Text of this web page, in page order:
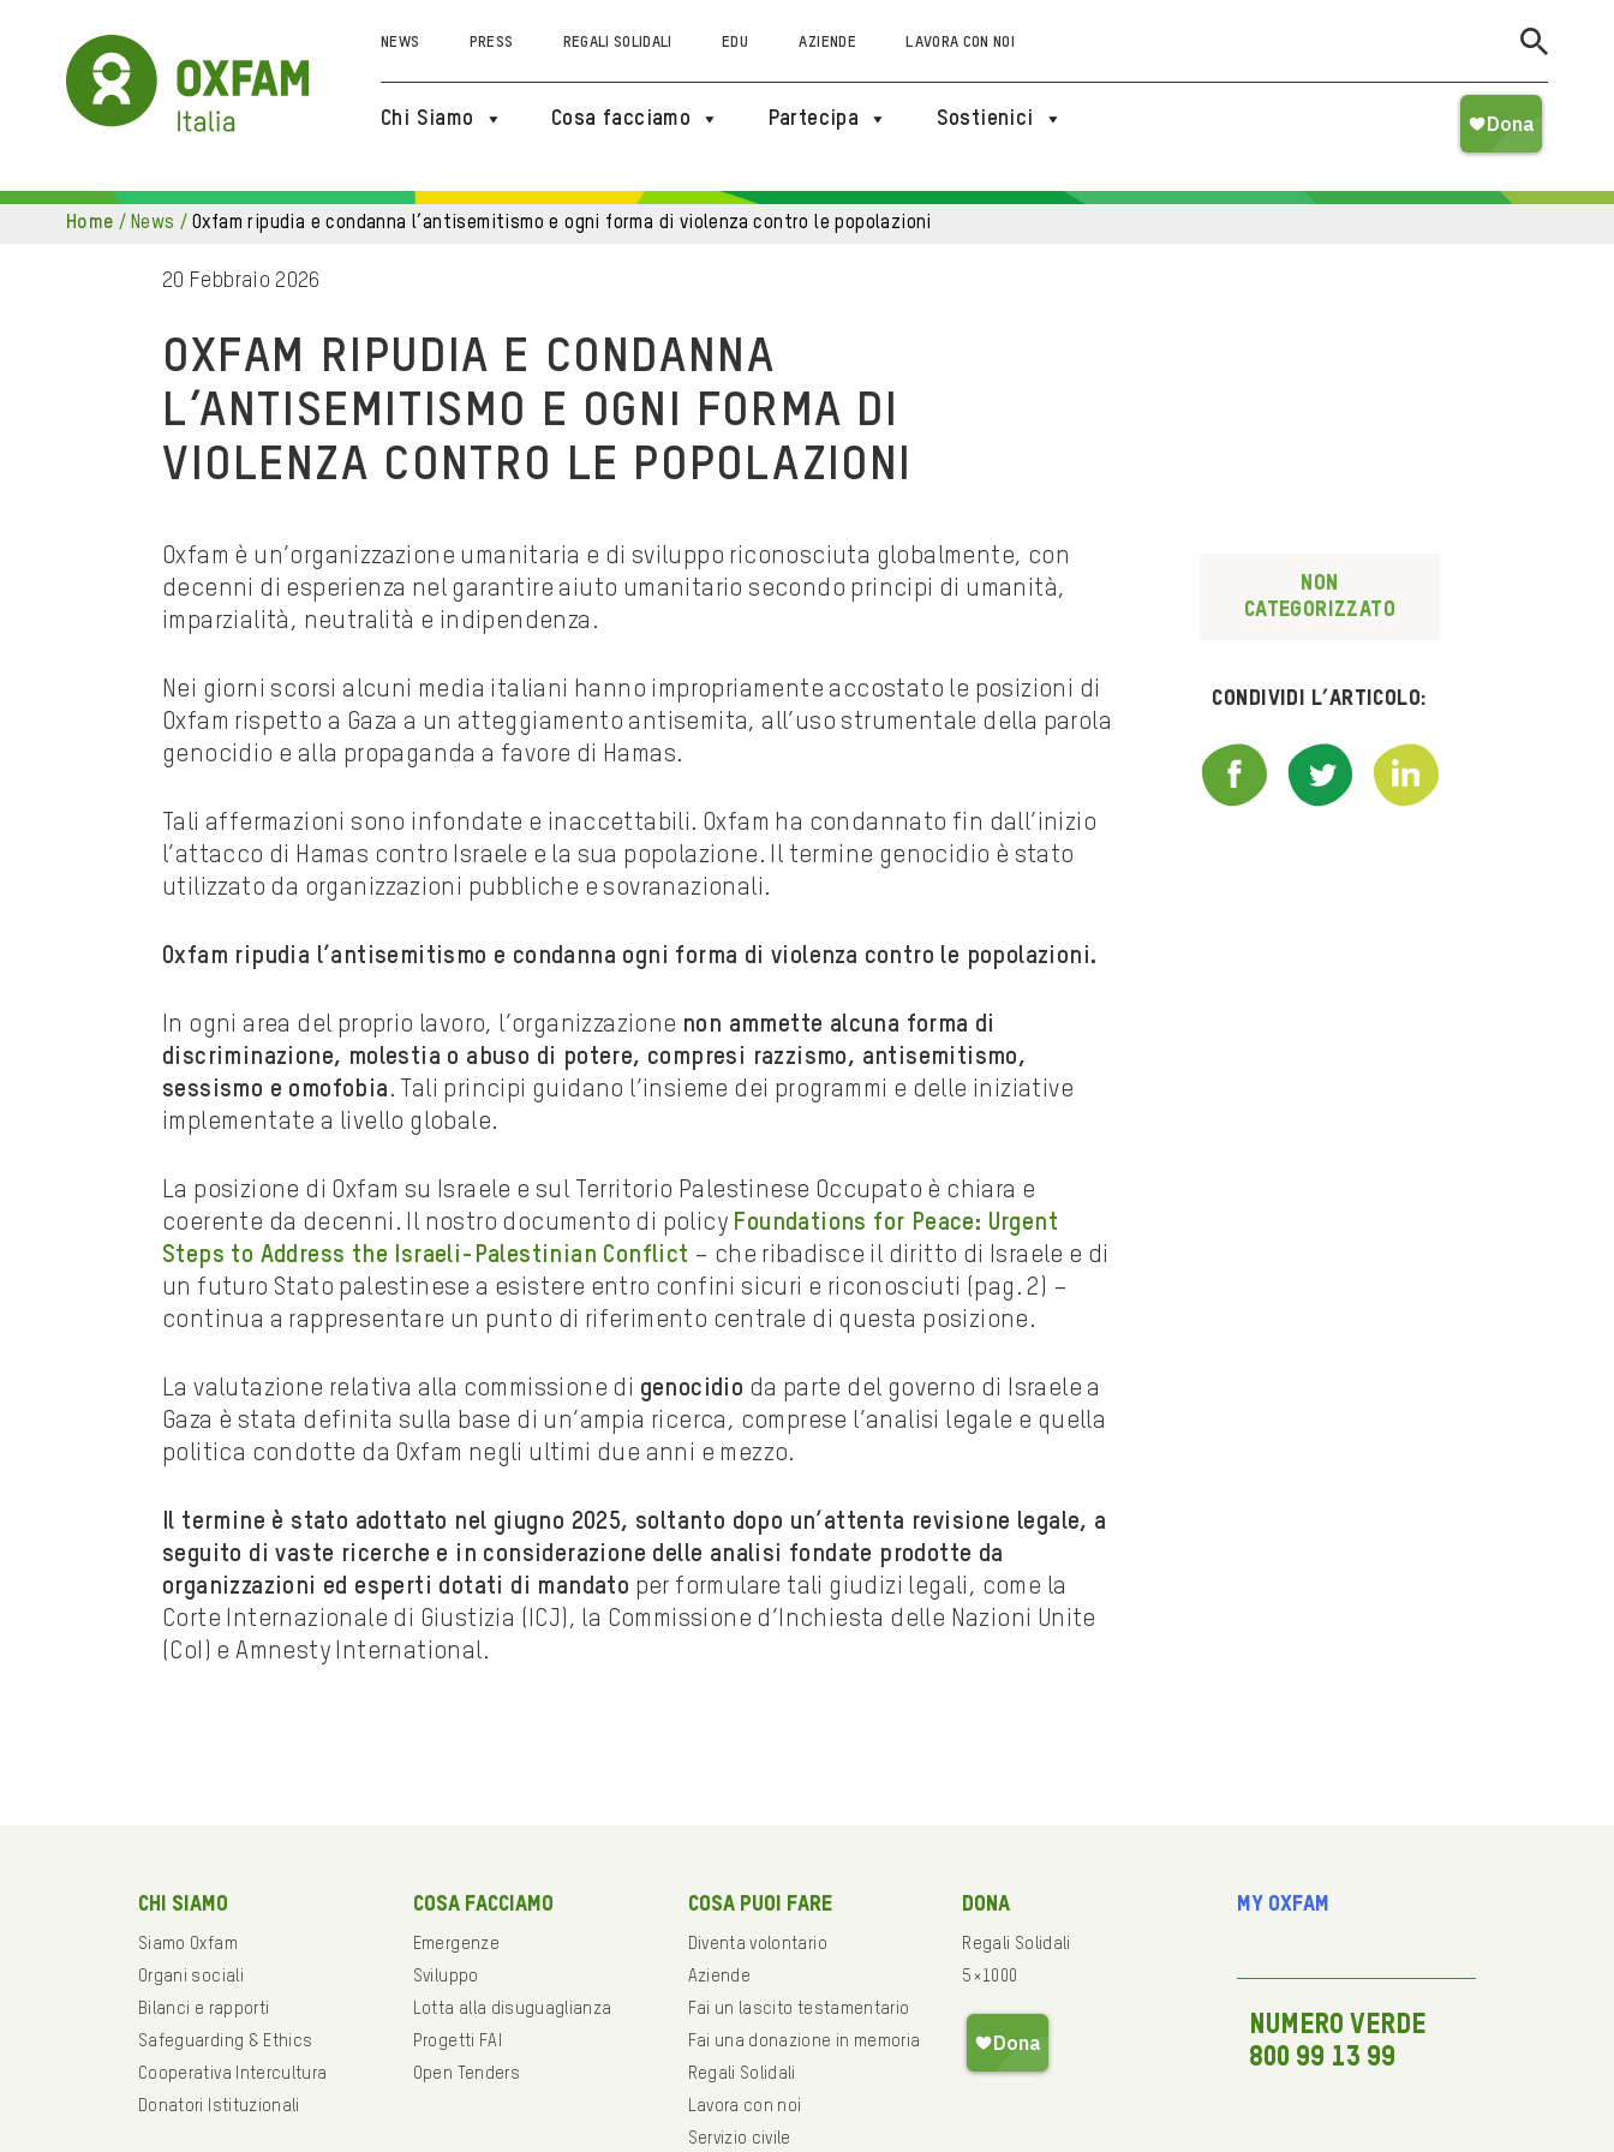
NEWS PRESS REGALI SOLIDALI EDU AZIENDE LAVORA CON NOI
Chi Siamo Cosa facciamo Partecipa Sostienici
home / news / oxfam ripudia e condanna l’antisemitismo e ogni forma di violenza contro le popolazioni
20 Febbraio 2026
OXFAM RIPUDIA E CONDANNA
L’ANTISEMITISMO E OGNI FORMA DI
VIOLENZA CONTRO LE POPOLAZIONI
Oxfam è un’organizzazione umanitaria e di sviluppo riconosciuta globalmente, con
decenni di esperienza nel garantire aiuto umanitario secondo principi di umanità,
imparzialità, neutralità e indipendenza.
Nei giorni scorsi alcuni media italiani hanno impropriamente accostato le posizioni di
Oxfam rispetto a Gaza a un atteggiamento antisemita, all’uso strumentale della parola
genocidio e alla propaganda a favore di Hamas.
Tali affermazioni sono infondate e inaccettabili. Oxfam ha condannato fin dall’inizio
l’attacco di Hamas contro Israele e la sua popolazione. Il termine genocidio è stato
utilizzato da organizzazioni pubbliche e sovranazionali.
Oxfam ripudia l’antisemitismo e condanna ogni forma di violenza contro le popolazioni.
In ogni area del proprio lavoro, l’organizzazione non ammette alcuna forma di
discriminazione, molestia o abuso di potere, compresi razzismo, antisemitismo,
sessismo e omofobia . Tali principi guidano l’insieme dei programmi e delle iniziative
implementate a livello globale.
La posizione di Oxfam su Israele e sul Territorio Palestinese Occupato è chiara e
coerente da decenni. Il nostro documento di policy Foundations for Peace: Urgent
Steps to Address the Israeli-Palestinian Conflict – che ribadisce il diritto di Israele e di
un futuro Stato palestinese a esistere entro confini sicuri e riconosciuti (pag. 2) –
continua a rappresentare un punto di riferimento centrale di questa posizione.
La valutazione relativa alla commissione di genocidio da parte del governo di Israele a
Gaza è stata definita sulla base di un’ampia ricerca, comprese l’analisi legale e quella
politica condotte da Oxfam negli ultimi due anni e mezzo.
Il termine è stato adottato nel giugno 2025, soltanto dopo un’attenta revisione legale, a
seguito di vaste ricerche e in considerazione delle analisi fondate prodotte da
organizzazioni ed esperti dotati di mandato per formulare tali giudizi legali, come la
Corte Internazionale di Giustizia (ICJ), la Commissione d’Inchiesta delle Nazioni Unite
(CoI) e Amnesty International.
Non
categorizzato
Condividi l’articolo:
Chi siamo
Siamo Oxfam
Organi sociali
Bilanci e rapporti
Safeguarding & Ethics
Cooperativa Intercultura
Donatori Istituzionali
Cosa facciamo
Emergenze
Sviluppo
Lotta alla disuguaglianza
Progetti FAI
Open Tenders
Cosa puoi fare
Diventa volontario
Aziende
Fai un lascito testamentario
Fai una donazione in memoria
Regali Solidali
Lavora con noi
Servizio civile
Dona
Regali Solidali
5×1000
My Oxfam
NUMERO VERDE
800 99 13 99